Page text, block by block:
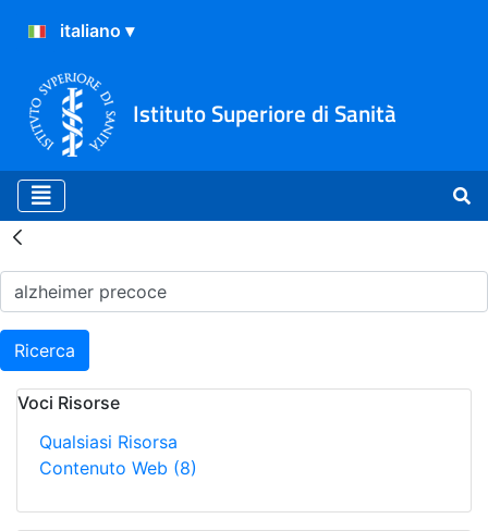
Istituto Superiore di Sanità
Risultati della Ricerca -
Ricerca
Voci Risorse
Qualsiasi Risorsa
Contenuto Web (8)